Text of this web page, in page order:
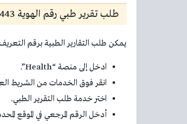
طلب تقرير طبي رقم الهوية 1443
يمكن طلب التقارير الطبية برقم التعريف
ادخل إلى منصة “Health”.
انقر فوق الخدمات من الشريط
اختر خدمة طلب التقرير الطبي.
أدخل الرقم المرجعي في الموقع